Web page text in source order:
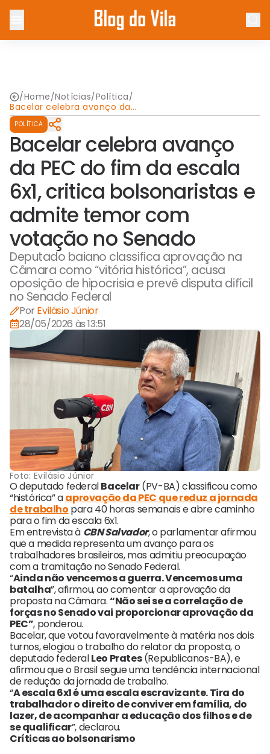
/Home/Notícias/Política/
Bacelar celebra avanço da
PEC do fim da escala 6x1,
critica bolsonaristas e
admite temor com votação
no Senado
POLÍTICA
Bacelar celebra avanço
da PEC do fim da escala
6x1, critica bolsonaristas e
admite temor com
votação no Senado
Deputado baiano classifica aprovação na
Câmara como “vitória histórica”, acusa
oposição de hipocrisia e prevê disputa difícil
no Senado Federal
Por Evilásio Júnior
28/05/2026 às 13:51
Foto:Evilásio Júnior
O deputado federalBacelar(PV-BA) classificou como
“histórica” aaprovação da PEC que reduz a jornada
de trabalho para 40 horas semanais e abre caminho
para o fim da escala 6x1.
Em entrevista à CBN Salvador, o parlamentar afirmou
que a medida representa um avanço para os
trabalhadores brasileiros, mas admitiu preocupação
com a tramitação no Senado Federal.
“Ainda não vencemos a guerra. Vencemos uma
batalha”, afirmou, ao comentar a aprovação da
proposta na Câmara.“Não sei se a correlação de
forças no Senado vai proporcionar aprovação da
PEC”, ponderou.
Bacelar, que votou favoravelmente à matéria nos dois
turnos, elogiou o trabalho do relator da proposta, o
deputado federalLeo Prates(Republicanos-BA), e
afirmou que o Brasil segue uma tendência internacional
de redução da jornada de trabalho.
“A escala 6x1 é uma escala escravizante. Tira do
trabalhador o direito de conviver em família, do
lazer, de acompanhar a educação dos filhos e de
se qualificar”, declarou.
Críticas ao bolsonarismo